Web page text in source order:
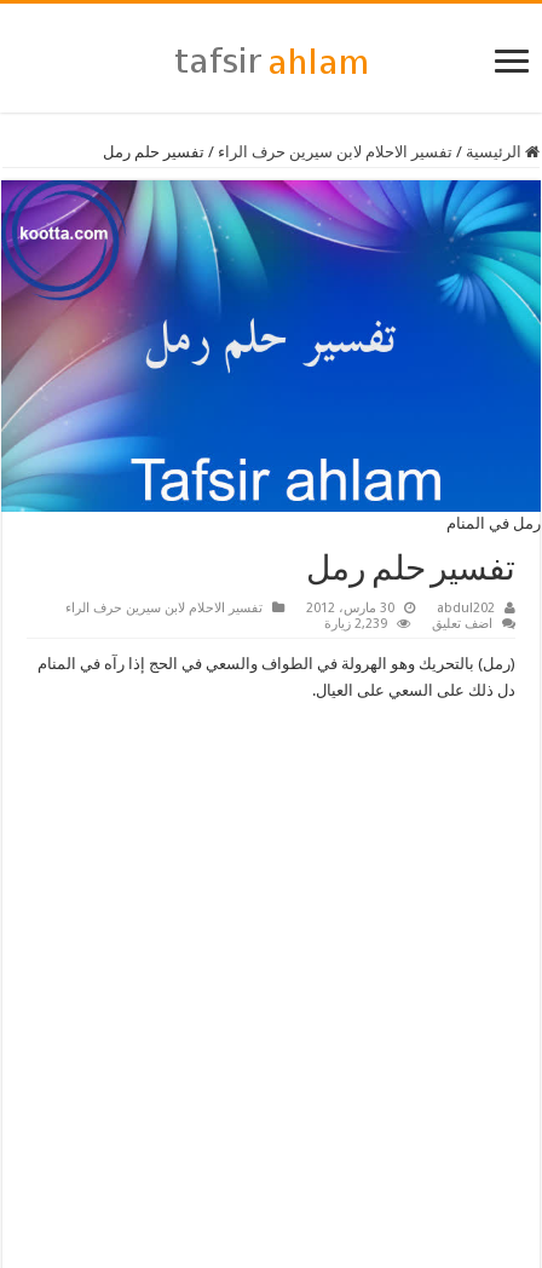
الرئيسية / تفسير الاحلام لابن سيرين حرف الراء / تفسير حلم رمل
رمل في المنام
تفسير حلم رمل
abdul202 30 مارس، 2012
تفسير الاحلام لابن سيرين حرف الراء
اضف تعليق
2,239 زيارة
(رمل) بالتحريك وهو الهرولة في الطواف والسعي في الحج إذا رآه في المنام
دل ذلك على السعي على العيال.